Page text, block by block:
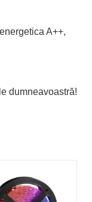
A++,
dumneavoastră!